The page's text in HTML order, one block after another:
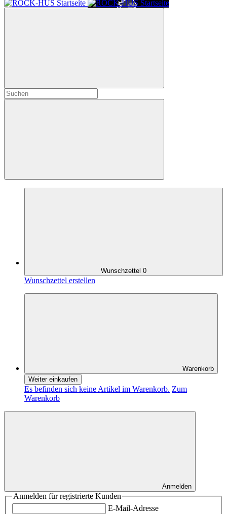
Wunschzettel 0
Wunschzettel erstellen
Warenkorb
Weiter einkaufen
Es befinden sich keine Artikel im Warenkorb. Zum
Warenkorb
Anmelden
Anmelden für registrierte Kunden
E-Mail-Adresse